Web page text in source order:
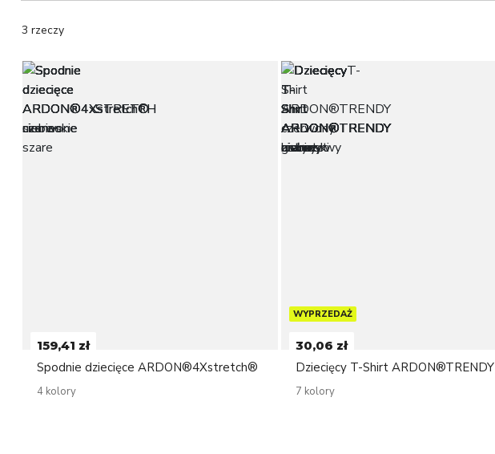
3 rzeczy
159,41 zł
Spodnie dziecięce ARDON®4Xstretch®
4 kolory
WYPRZEDAŻ
30,06 zł
Dziecięcy T-Shirt ARDON®TRENDY
7 kolory